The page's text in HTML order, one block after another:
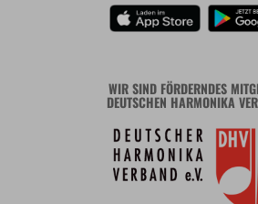
WIR SIND FÖRDERNDES
DEUTSCHEN HARMONIKA